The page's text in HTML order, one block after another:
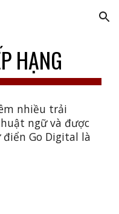
Skip to navigation
HẠNG
nhiều trải
ngữ và được
Go Digital là